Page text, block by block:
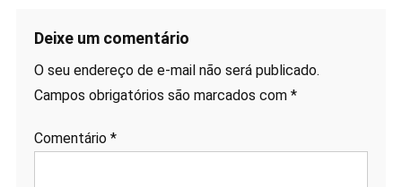
Deixe um comentário
O seu endereço de e-mail não será publicado.
Campos obrigatórios são marcados com *
Comentário *